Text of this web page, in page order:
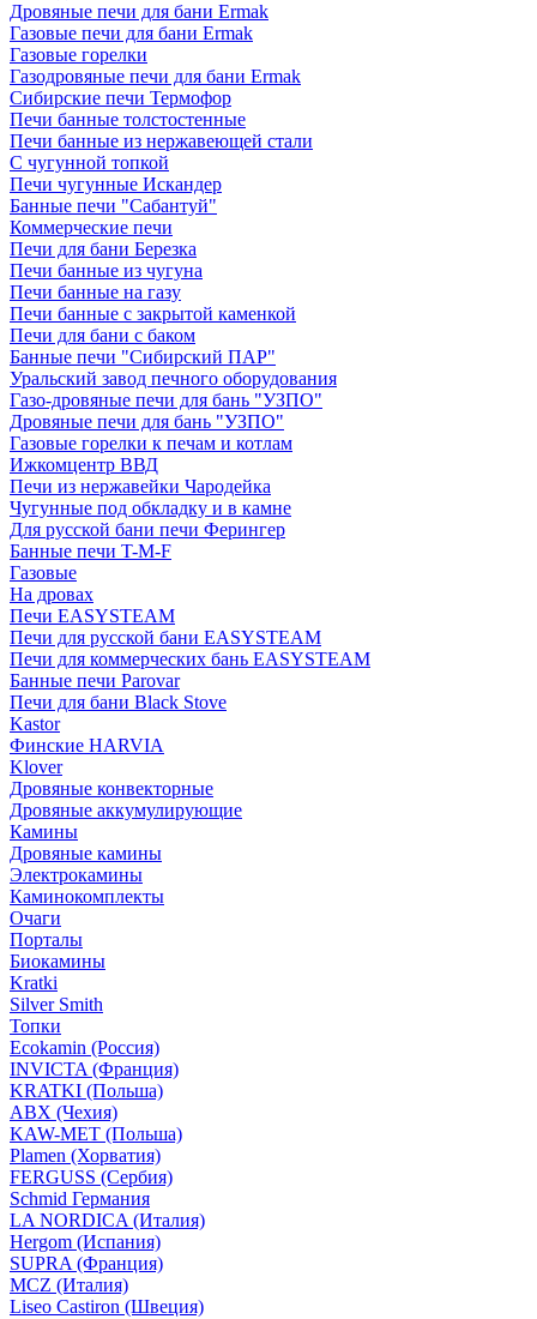
Дровяные печи для бани Ermak
Газовые печи для бани Ermak
Газовые горелки
Газодровяные печи для бани Ermak
Сибирские печи Термофор
Печи банные толстостенные
Печи банные из нержавеющей стали
С чугунной топкой
Печи чугунные Искандер
Банные печи "Сабантуй"
Коммерческие печи
Печи для бани Березка
Печи банные из чугуна
Печи банные на газу
Печи банные с закрытой каменкой
Печи для бани с баком
Банные печи "Сибирский ПАР"
Уральский завод печного оборудования
Газо-дровяные печи для бань "УЗПО"
Дровяные печи для бань "УЗПО"
Газовые горелки к печам и котлам
Ижкомцентр ВВД
Печи из нержавейки Чародейка
Чугунные под обкладку и в камне
Для русской бани печи Ферингер
Банные печи T-M-F
Газовые
На дровах
Печи EASYSTEAM
Печи для русской бани EASYSTEAM
Печи для коммерческих бань EASYSTEAM
Банные печи Parovar
Печи для бани Black Stove
Kastor
Финские HARVIA
Klover
Дровяные конвекторные
Дровяные аккумулирующие
Камины
Дровяные камины
Электрокамины
Каминокомплекты
Очаги
Порталы
Биокамины
Kratki
Silver Smith
Топки
Ecokamin (Россия)
INVICTA (Франция)
KRATKI (Польша)
ABX (Чехия)
KAW-MET (Польша)
Plamen (Хорватия)
FERGUSS (Сербия)
Schmid Германия
LA NORDICA (Италия)
Hergom (Испания)
SUPRA (Франция)
MCZ (Италия)
Liseo Castiron (Швеция)